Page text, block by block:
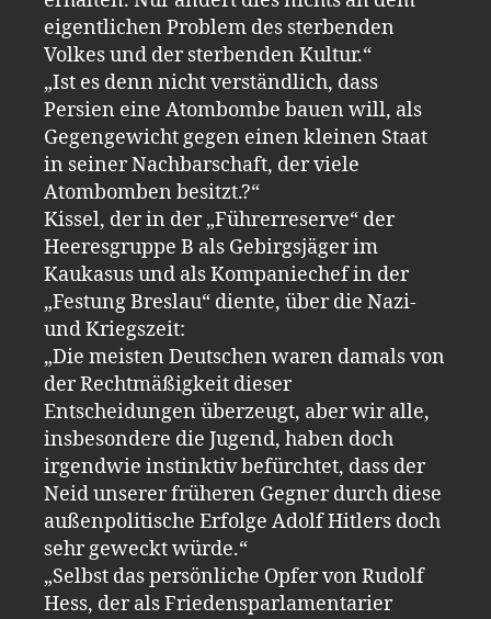
eigentlichen Problem des sterbenden
Volkes und der sterbenden Kultur.“
„Ist es denn nicht verständlich, dass
Persien eine Atombombe bauen will, als
Gegengewicht gegen einen kleinen Staat
in seiner Nachbarschaft, der viele
Atombomben besitzt.?“
Kissel, der in der „Führerreserve“ der
Heeresgruppe B als Gebirgsjäger im
Kaukasus und als Kompaniechef in der
„Festung Breslau“ diente, über die Nazi-
und Kriegszeit:
„Die meisten Deutschen waren damals von
der Rechtmäßigkeit dieser
Entscheidungen überzeugt, aber wir alle,
insbesondere die Jugend, haben doch
irgendwie instinktiv befürchtet, dass der
Neid unserer früheren Gegner durch diese
außenpolitische Erfolge Adolf Hitlers doch
sehr geweckt würde.“
„Selbst das persönliche Opfer von Rudolf
Hess, der als Friedensparlamentarier